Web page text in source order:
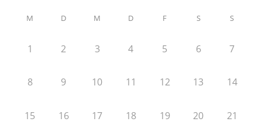
M D M D F S S
1 2 3 4 5 6 7
8 9 10 11 12 13 14
15 16 17 18 19 20 21